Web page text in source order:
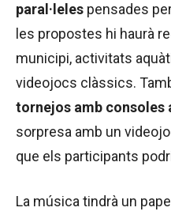
paral·leles pensades
les propostes hi haurà
municipi, activitats
videojocs clàssics.
tornejos amb consoles
sorpresa amb un
que els participants
La música tindrà un